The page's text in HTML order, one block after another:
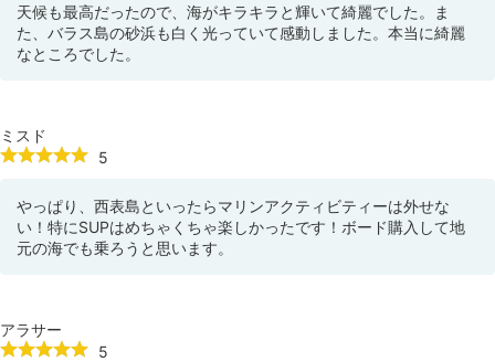
天候も最高だったので、海がキラキラと輝いて綺麗でした。ま
た、バラス島の砂浜も白く光っていて感動しました。本当に綺麗
なところでした。
ミスド
5
やっぱり、西表島といったらマリンアクティビティーは外せな
い！特にSUPはめちゃくちゃ楽しかったです！ボード購入して地
元の海でも乗ろうと思います。
アラサー
5